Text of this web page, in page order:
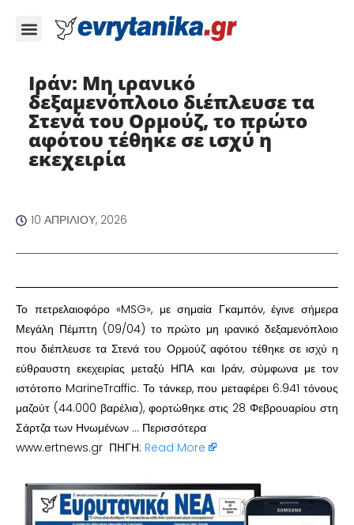
Ιράν: Μη ιρανικό
δεξαμενόπλοιο διέπλευσε τα
Στενά του Ορμούζ, το πρώτο
αφότου τέθηκε σε ισχύ η
εκεχειρία ​
10 ΑΠΡΙΛΊΟΥ, 2026
​Το πετρελαιοφόρο «MSG», με σημαία Γκαμπόν, έγινε σήμερα
Μεγάλη Πέμπτη (09/04) το πρώτο μη ιρανικό δεξαμενόπλοιο
που διέπλευσε τα Στενά του Ορμούζ αφότου τέθηκε σε ισχύ η
εύθραυστη εκεχειρίας μεταξύ ΗΠΑ και Ιράν, σύμφωνα με τον
ιστότοπο MarineTraffic. Το τάνκερ, που μεταφέρει 6.941 τόνους
μαζούτ (44.000 βαρέλια), φορτώθηκε στις 28 Φεβρουαρίου στη
Σάρτζα των Ηνωμένων … Περισσότερα
www.ertnews.gr ΠΗΓΗ: Read More